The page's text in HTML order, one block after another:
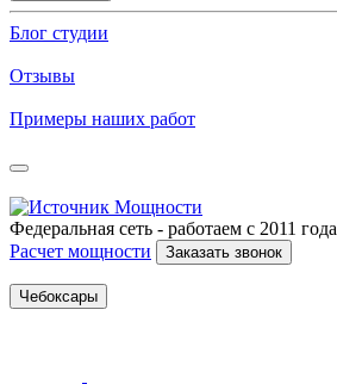
Блог студии
Отзывы
Примеры наших работ
Федеральная сеть - работаем с 2011 года
Расчет мощности
Заказать звонок
Чебоксары